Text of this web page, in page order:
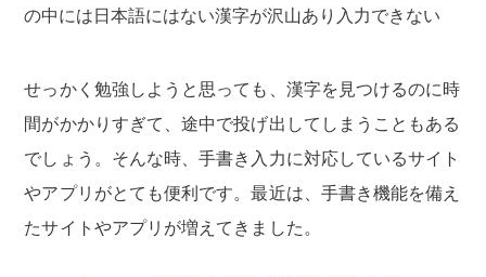
の中には日本語にはない漢字が沢山あり入力できない
せっかく勉強しようと思っても、漢字を見つけるのに時
間がかかりすぎて、途中で投げ出してしまうこともある
でしょう。そんな時、手書き入力に対応しているサイト
やアプリがとても便利です。最近は、手書き機能を備え
たサイトやアプリが増えてきました。